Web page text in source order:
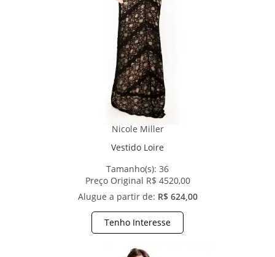
Nicole Miller
Vestido Loire
Tamanho(s): 36
Preço Original R$ 4520,00
Alugue a partir de: R$ 624,00
Tenho Interesse